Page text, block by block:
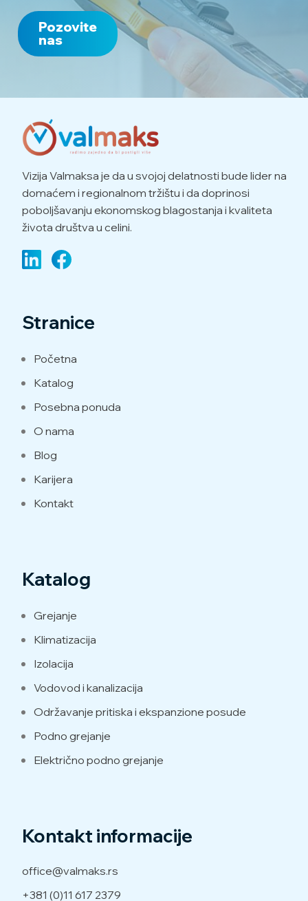
Pozovite
nas
Vizija Valmaksa je da u svojoj delatnosti bude lider na
domaćem i regionalnom tržištu i da doprinosi
poboljšavanju ekonomskog blagostanja i kvaliteta
života društva u celini.
Stranice
Početna
Katalog
Posebna ponuda
O nama
Blog
Karijera
Kontakt
Katalog
Grejanje
Klimatizacija
Izolacija
Vodovod i kanalizacija
Održavanje pritiska i ekspanzione posude
Podno grejanje
Električno podno grejanje
Kontakt informacije
office@valmaks.rs
+381 (0)11 617 2379